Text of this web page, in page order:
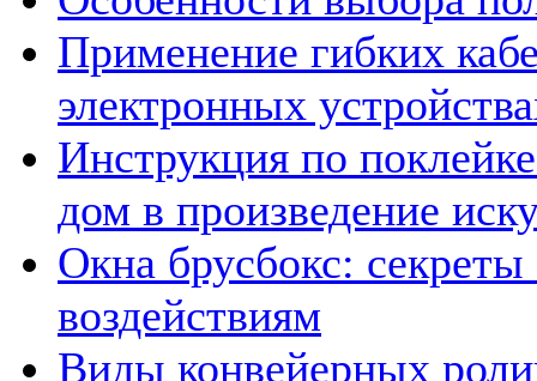
Применение гибких
электронных
Инструкция по
дом в произведение
Окна брусбокс:
воздействиям
Виды конвейерных